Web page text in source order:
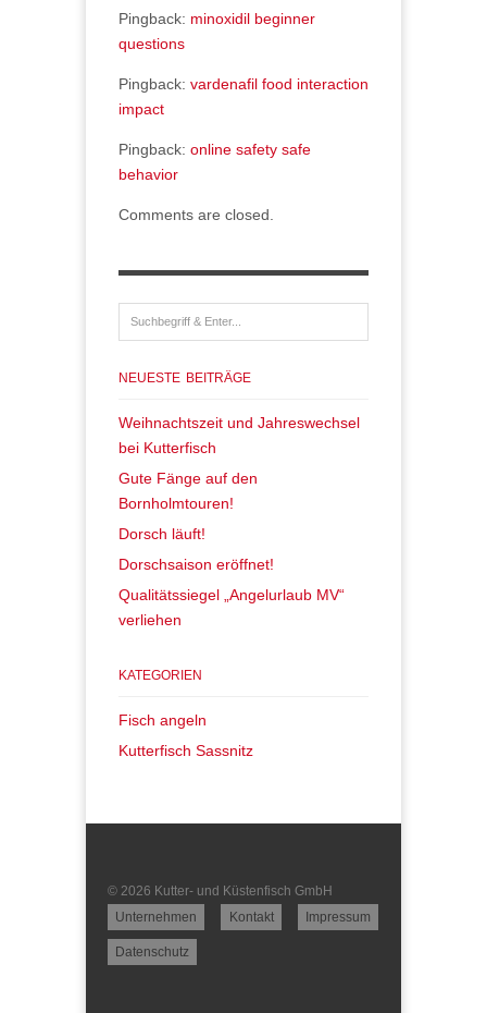
Pingback: minoxidil beginner
questions
Pingback: vardenafil food interaction
impact
Pingback: online safety safe
behavior
Comments are closed.
NEUESTE BEITRÄGE
Weihnachtszeit und Jahreswechsel
bei Kutterfisch
Gute Fänge auf den
Bornholmtouren!
Dorsch läuft!
Dorschsaison eröffnet!
Qualitätssiegel „Angelurlaub MV“
verliehen
KATEGORIEN
Fisch angeln
Kutterfisch Sassnitz
© 2026 Kutter- und Küstenfisch GmbH
Unternehmen
Kontakt Impressum
Datenschutz